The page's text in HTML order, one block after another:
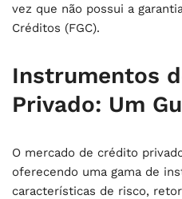
vez que não possui a
Créditos (FGC).
Instrumentos
Privado: Um
O mercado de crédito
oferecendo uma gama de
características de risco,